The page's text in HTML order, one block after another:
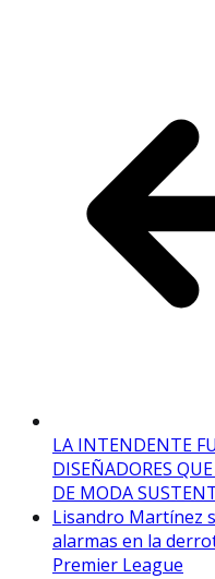
LA INTENDENTE
DISEÑADORES
DE MODA
Lisandro Martínez
alarmas en la
Premier League